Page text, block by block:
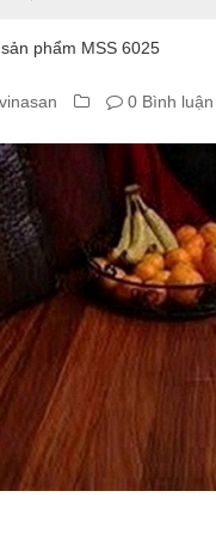
phẩm MSS 6025
vinasan 0 Bình luận